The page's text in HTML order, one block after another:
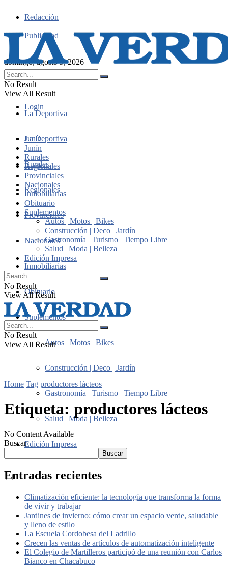
Redacción
Publicidad
domingo, agosto 9, 2026
Login
No Result
View All Result
La Deportiva
Junín
Rurales
Regionales
Provinciales
Nacionales
Inmobiliarias
Obituario
Suplementos
Autos | Motos | Bikes
Construcción | Deco | Jardín
Gastronomía | Turismo | Tiempo Libre
Salud | Moda | Belleza
Edición Impresa
La Deportiva
Junín
Rurales
Regionales
Provinciales
Nacionales
Inmobiliarias
Obituario
Suplementos
Autos | Motos | Bikes
Construcción | Deco | Jardín
Gastronomía | Turismo | Tiempo Libre
Salud | Moda | Belleza
Edición Impresa
No Result
View All Result
No Result
View All Result
Home Tag productores lácteos
Etiqueta: productores lácteos
No Content Available
Buscar
Buscar
Entradas recientes
Climatización eficiente: la tecnología que transforma la forma
de vivir y trabajar
Jardines de invierno: cómo crear un espacio verde, saludable
y lleno de estilo
La Escuela Cordobesa del Ladrillo
Crecen las ventas de artículos de automatización inteligente
El Colegio de Martilleros participó de una reunión con Carlos
Bianco en Chacabuco